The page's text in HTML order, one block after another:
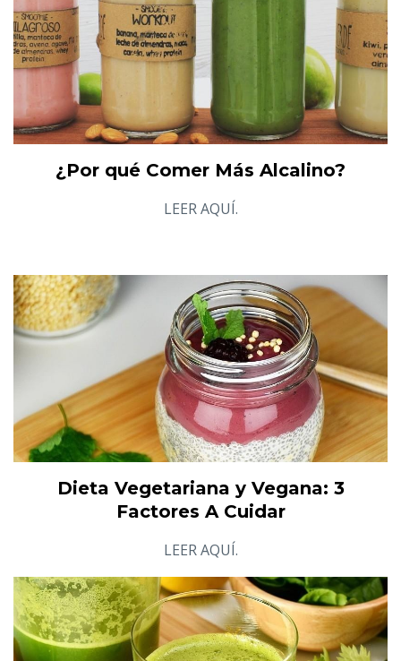
¿Por qué Comer Más Alcalino?
LEER AQUÍ.
Dieta Vegetariana y Vegana: 3
Factores A Cuidar
LEER AQUÍ.